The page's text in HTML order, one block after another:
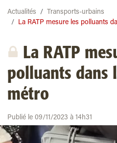
Actualités
Transports-urbains
La RATP mesure les polluants
La RATP
polluants dans
métro
Publié le 09/11/2023 à 14h31